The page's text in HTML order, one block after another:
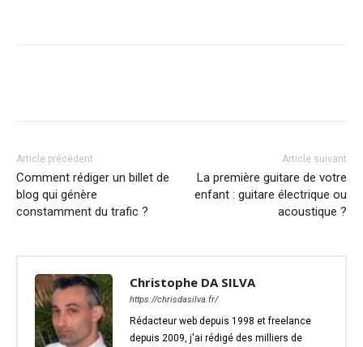
Article précédent
Comment rédiger un billet de
blog qui génère
constamment du trafic ?
Article suivant
La première guitare de votre
enfant : guitare électrique ou
acoustique ?
Christophe DA SILVA
https://chrisdasilva.fr/
Rédacteur web depuis 1998 et freelance
depuis 2009, j'ai rédigé des milliers de